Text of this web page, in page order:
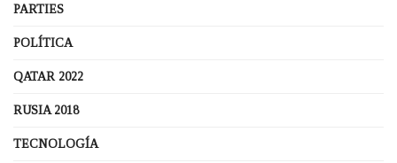
PARTIES
POLÍTICA
QATAR 2022
RUSIA 2018
TECNOLOGÍA